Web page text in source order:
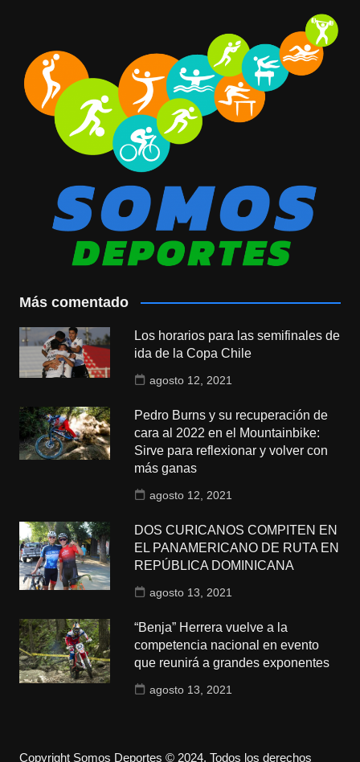
Más comentado
Los horarios para las semifinales de
ida de la Copa Chile
agosto 12, 2021
Pedro Burns y su recuperación de
cara al 2022 en el Mountainbike:
Sirve para reflexionar y volver con
más ganas
agosto 12, 2021
DOS CURICANOS COMPITEN EN
EL PANAMERICANO DE RUTA EN
REPÚBLICA DOMINICANA
agosto 13, 2021
“Benja” Herrera vuelve a la
competencia nacional en evento
que reunirá a grandes exponentes
agosto 13, 2021
Copyright Somos Deportes © 2024. Todos los derechos